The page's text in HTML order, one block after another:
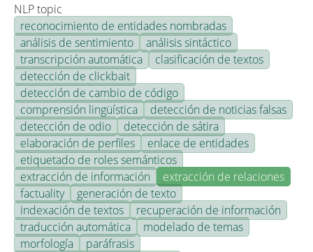
NLP topic
reconocimiento de entidades nombradas
análisis de sentimiento
análisis sintáctico
transcripción automática
clasificación de textos
detección de clickbait
detección de cambio de código
comprensión lingüística
detección de noticias falsas
detección de odio
detección de sátira
elaboración de perfiles
enlace de entidades
etiquetado de roles semánticos
extracción de información
extracción de relaciones
factuality
generación de texto
indexación de textos
recuperación de información
traducción automática
modelado de temas
morfología
paráfrasis